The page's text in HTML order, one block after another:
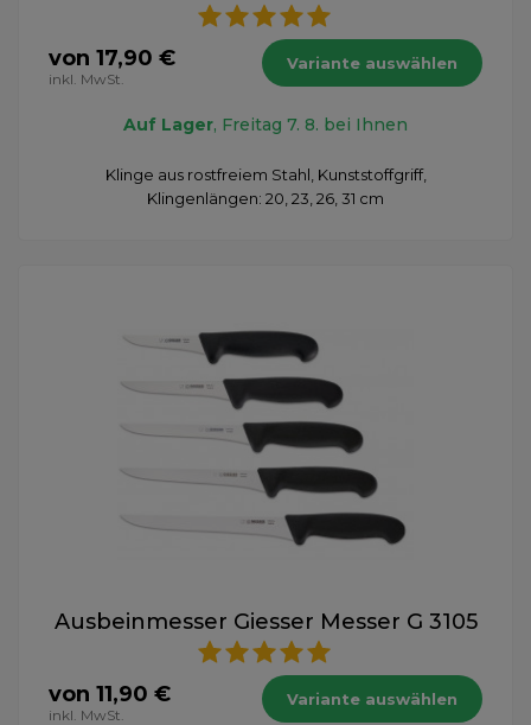
von 17,90 €
inkl. MwSt.
Variante auswählen
Auf Lager, Freitag 7. 8. bei Ihnen
Klinge aus rostfreiem Stahl, Kunststoffgriff,
Klingenlängen: 20, 23, 26, 31 cm
Ausbeinmesser Giesser Messer G 3105
von 11,90 €
inkl. MwSt.
Variante auswählen